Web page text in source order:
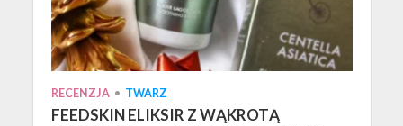
RECENZJA • TWARZ
FEEDSKIN ELIKSIR Z WĄKROTĄ